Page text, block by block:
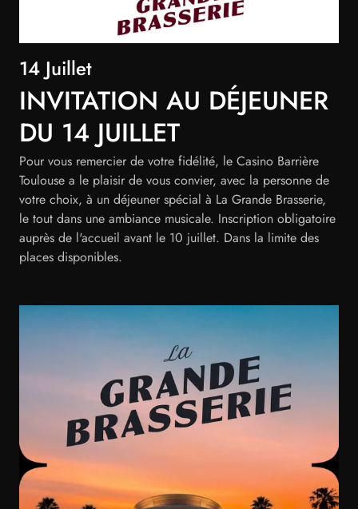
14 Juillet
INVITATION AU DÉJEUNER
DU 14 JUILLET
Pour vous remercier de votre fidélité, le Casino Barrière
Toulouse a le plaisir de vous convier, avec la personne de
votre choix, à un déjeuner spécial à La Grande Brasserie,
le tout dans une ambiance musicale. Inscription obligatoire
auprès de l'accueil avant le 10 juillet. Dans la limite des
places disponibles.